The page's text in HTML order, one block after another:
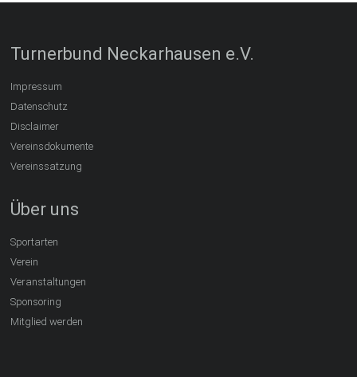
Turnerbund Neckarhausen e.V.
Impressum
Datenschutz
Disclaimer
Vereinsdokumente
Vereinssatzung
Über uns
Sportarten
Verein
Veranstaltungen
Sponsoring
Mitglied werden